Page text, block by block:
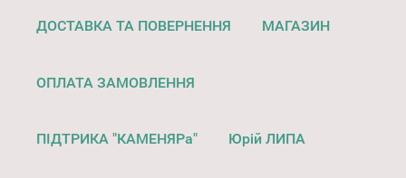
ДОСТАВКА ТА ПОВЕРНЕННЯ МАГАЗИН
ОПЛАТА ЗАМОВЛЕННЯ
ПІДТРИКА "КАМЕНЯРа" Юрій ЛИПА